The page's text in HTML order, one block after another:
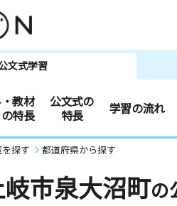
文式学習
教材
特長
公文式の
特長
学習の流れ
探す 都道府県から探す
市泉大沼町の